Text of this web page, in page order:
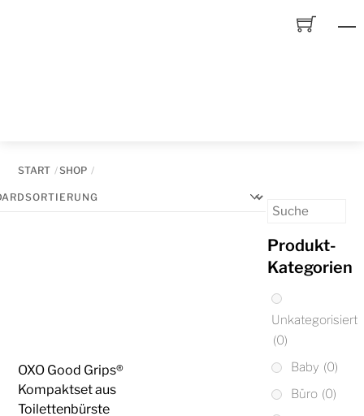
START SHOP
OXO Good Grips®
Kompaktset aus
Toilettenbürste
Produkt-
Kategorien
Unkategorisiert
(0)
Baby (0)
Büro (0)